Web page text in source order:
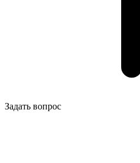
Задать вопрос